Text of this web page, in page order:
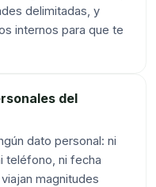
delimitadas, y
internos para que te
del
dato personal: ni
teléfono, ni fecha
magnitudes